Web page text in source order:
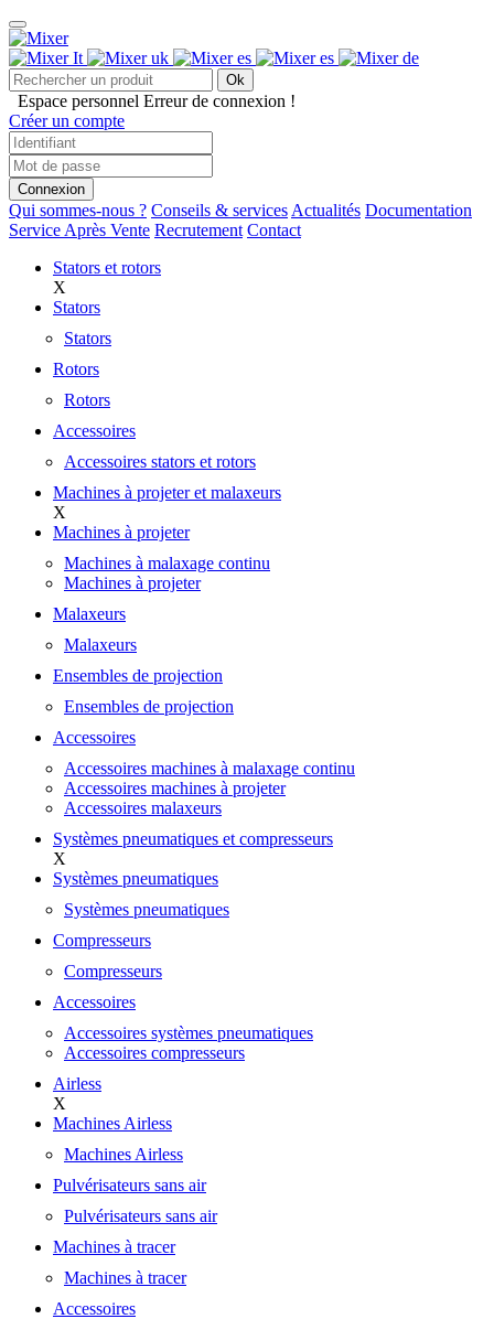
Ok
Espace personnel Erreur de connexion !
Créer un compte
Connexion
Qui sommes-nous ? Conseils & services Actualités Documentation
Service Après Vente Recrutement Contact
Stators et rotors
X
Stators
Stators
Rotors
Rotors
Accessoires
Accessoires stators et rotors
Machines à projeter et malaxeurs
X
Machines à projeter
Machines à malaxage continu
Machines à projeter
Malaxeurs
Malaxeurs
Ensembles de projection
Ensembles de projection
Accessoires
Accessoires machines à malaxage continu
Accessoires machines à projeter
Accessoires malaxeurs
Systèmes pneumatiques et compresseurs
X
Systèmes pneumatiques
Systèmes pneumatiques
Compresseurs
Compresseurs
Accessoires
Accessoires systèmes pneumatiques
Accessoires compresseurs
Airless
X
Machines Airless
Machines Airless
Pulvérisateurs sans air
Pulvérisateurs sans air
Machines à tracer
Machines à tracer
Accessoires